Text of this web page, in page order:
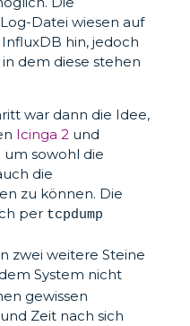
Datei wiesen auf
hin, jedoch
dem diese stehen
war dann die Idee,
Icinga 2und
sowohl die
die
zu können. Die
per tcpdump
zwei weitere Steine
System nicht
gewissen
Zeit nach sich